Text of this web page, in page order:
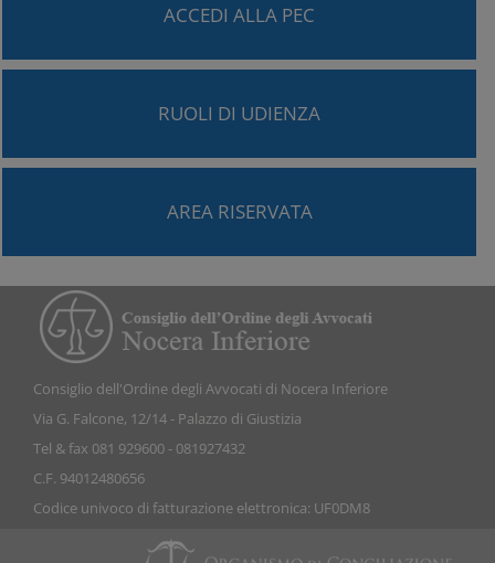
ACCEDI ALLA PEC
RUOLI DI UDIENZA
AREA RISERVATA
Consiglio dell'Ordine degli Avvocati di Nocera Inferiore
Via G. Falcone, 12/14 - Palazzo di Giustizia
Tel & fax 081 929600 - 081927432
C.F. 94012480656
Codice univoco di fatturazione elettronica: UF0DM8